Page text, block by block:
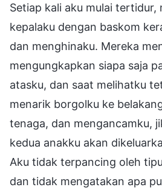
Setiap kali aku mulai tertidur,
kepalaku dengan baskom
dan menghinaku. Mereka
mengungkapkan siapa saja
atasku, dan saat melihatku
menarik borgolku ke
tenaga, dan mengancamku,
kedua anakku akan
Aku tidak terpancing oleh
dan tidak mengatakan apa